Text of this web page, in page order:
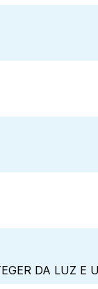
DA LUZ E